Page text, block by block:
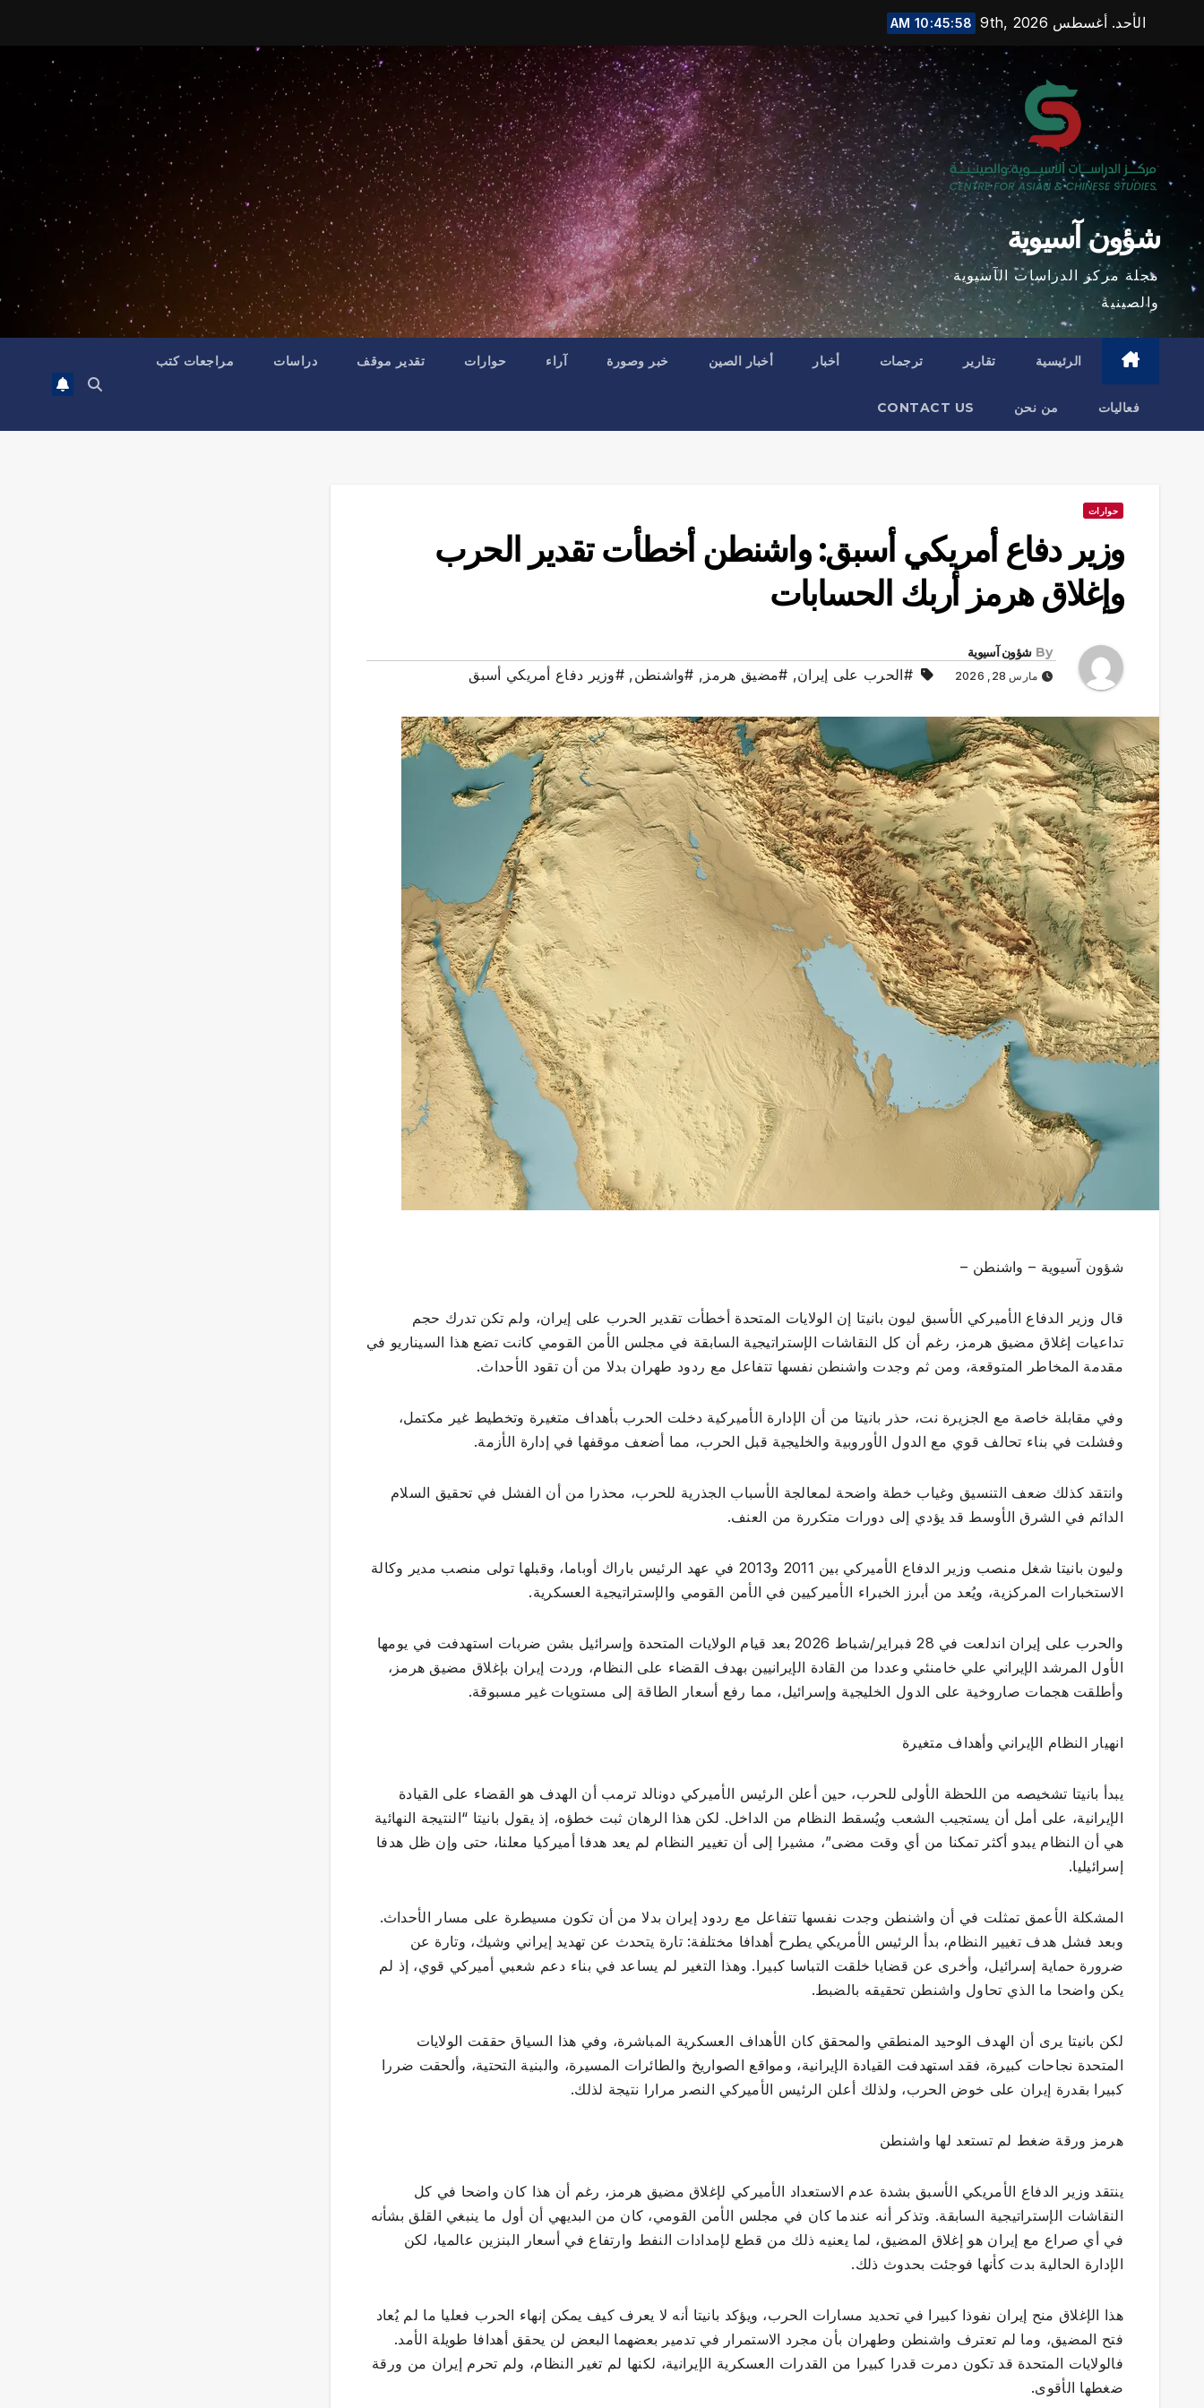
content
الأحد. أغسطس 9th, 2026 10:46:00 AM
شؤون آسيوية
مجلة مركز الدراسات الآسيوية
والصينية
الرئيسية تقارير ترجمات أخبار أخبار الصين خبر وصورة آراء حوارات تقدير موقف دراسات مراجعات كتب
فعاليات من نحن CONTACT US
حوارات
وزير دفاع أمريكي أسبق: واشنطن أخطأت تقدير الحرب
وإغلاق هرمز أربك الحسابات
By شؤون آسيوية
مارس 28, 2026 #الحرب على إيران, #مضيق هرمز , #واشنطن, #وزير دفاع أمريكي أسبق
شؤون آسيوية – واشنطن –
قال وزير الدفاع الأميركي الأسبق ليون بانيتا إن الولايات المتحدة أخطأت تقدير الحرب على إيران، ولم تكن تدرك حجم
تداعيات إغلاق مضيق هرمز، رغم أن كل النقاشات الإستراتيجية السابقة في مجلس الأمن القومي كانت تضع هذا السيناريو في
مقدمة المخاطر المتوقعة، ومن ثم وجدت واشنطن نفسها تتفاعل مع ردود طهران بدلا من أن تقود الأحداث.
وفي مقابلة خاصة مع الجزيرة نت، حذر بانيتا من أن الإدارة الأميركية دخلت الحرب بأهداف متغيرة وتخطيط غير مكتمل،
وفشلت في بناء تحالف قوي مع الدول الأوروبية والخليجية قبل الحرب، مما أضعف موقفها في إدارة الأزمة.
وانتقد كذلك ضعف التنسيق وغياب خطة واضحة لمعالجة الأسباب الجذرية للحرب، محذرا من أن الفشل في تحقيق السلام
الدائم في الشرق الأوسط قد يؤدي إلى دورات متكررة من العنف.
وليون بانيتا شغل منصب وزير الدفاع الأميركي بين 2011 و2013 في عهد الرئيس باراك أوباما، وقبلها تولى منصب مدير وكالة
الاستخبارات المركزية، ويُعد من أبرز الخبراء الأميركيين في الأمن القومي والإستراتيجية العسكرية.
والحرب على إيران اندلعت في 28 فبراير/شباط 2026 بعد قيام الولايات المتحدة وإسرائيل بشن ضربات استهدفت في يومها
الأول المرشد الإيراني علي خامنئي وعددا من القادة الإيرانيين بهدف القضاء على النظام، وردت إيران بإغلاق مضيق هرمز،
وأطلقت هجمات صاروخية على الدول الخليجية وإسرائيل، مما رفع أسعار الطاقة إلى مستويات غير مسبوقة.
انهيار النظام الإيراني وأهداف متغيرة
يبدأ بانيتا تشخيصه من اللحظة الأولى للحرب، حين أعلن الرئيس الأميركي دونالد ترمب أن الهدف هو القضاء على القيادة
الإيرانية، على أمل أن يستجيب الشعب ويُسقط النظام من الداخل. لكن هذا الرهان ثبت خطؤه، إذ يقول بانيتا “النتيجة النهائية
هي أن النظام يبدو أكثر تمكنا من أي وقت مضى”، مشيرا إلى أن تغيير النظام لم يعد هدفا أميركيا معلنا، حتى وإن ظل هدفا
إسرائيليا.
المشكلة الأعمق تمثلت في أن واشنطن وجدت نفسها تتفاعل مع ردود إيران بدلا من أن تكون مسيطرة على مسار الأحداث.
وبعد فشل هدف تغيير النظام، بدأ الرئيس الأمريكي يطرح أهدافا مختلفة: تارة يتحدث عن تهديد إيراني وشيك، وتارة عن
ضرورة حماية إسرائيل، وأخرى عن قضايا خلقت التباسا كبيرا. وهذا التغير لم يساعد في بناء دعم شعبي أميركي قوي، إذ لم
يكن واضحا ما الذي تحاول واشنطن تحقيقه بالضبط.
لكن بانيتا يرى أن الهدف الوحيد المنطقي والمحقق كان الأهداف العسكرية المباشرة، وفي هذا السياق حققت الولايات
المتحدة نجاحات كبيرة، فقد استهدفت القيادة الإيرانية، ومواقع الصواريخ والطائرات المسيرة، والبنية التحتية، وألحقت ضررا
كبيرا بقدرة إيران على خوض الحرب، ولذلك أعلن الرئيس الأميركي النصر مرارا نتيجة لذلك.
هرمز ورقة ضغط لم تستعد لها واشنطن
ينتقد وزير الدفاع الأمريكي الأسبق بشدة عدم الاستعداد الأميركي لإغلاق مضيق هرمز، رغم أن هذا كان واضحا في كل
النقاشات الإستراتيجية السابقة. وتذكر أنه عندما كان في مجلس الأمن القومي، كان من البديهي أن أول ما ينبغي القلق بشأنه
في أي صراع مع إيران هو إغلاق المضيق، لما يعنيه ذلك من قطع لإمدادات النفط وارتفاع في أسعار البنزين عالميا، لكن
الإدارة الحالية بدت كأنها فوجئت بحدوث ذلك.
هذا الإغلاق منح إيران نفوذا كبيرا في تحديد مسارات الحرب، ويؤكد بانيتا أنه لا يعرف كيف يمكن إنهاء الحرب فعليا ما لم يُعاد
فتح المضيق، وما لم تعترف واشنطن وطهران بأن مجرد الاستمرار في تدمير بعضهما البعض لن يحقق أهدافا طويلة الأمد.
فالولايات المتحدة قد تكون دمرت قدرا كبيرا من القدرات العسكرية الإيرانية، لكنها لم تغير النظام، ولم تحرم إيران من ورقة
ضغطها الأقوى.